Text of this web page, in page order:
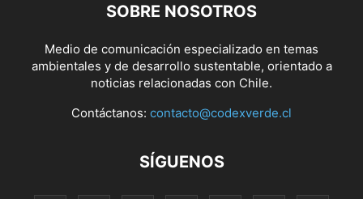
SOBRE NOSOTROS
Medio de comunicación especializado en temas
ambientales y de desarrollo sustentable, orientado a
noticias relacionadas con Chile.
Contáctanos: contacto@codexverde.cl
SÍGUENOS